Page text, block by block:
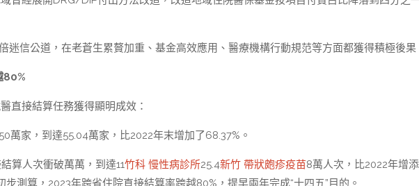
迷信公道，在老蒼生累贅加重、基金高效應用、醫療機構行動規范等方面都獲得積極後果
80%
直接結算任務獲得顯明成效：
萬家，到達55.04萬家，比2022年末增加了68.37%。
算人次衝破萬萬，到達11竹科 慢性病診所25.4新竹 帶狀皰疹疫苗8萬人次，比2022年增
步測算，2023年跨省住院直接結算率跨越80%，提早兩年完成“十四五”目的。